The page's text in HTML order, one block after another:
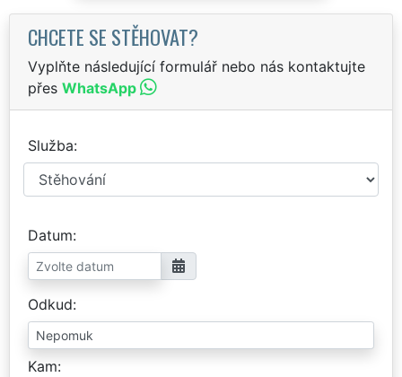
CHCETE SE STĚHOVAT?
Vyplňte následující formulář nebo nás kontaktujte
přes WhatsApp
Služba
Datum
Odkud
Kam